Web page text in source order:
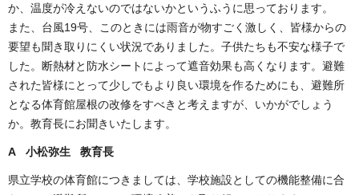
か、温度が冷えないのではないかというふうに思っております。
また、台風19号、このときには雨音が物すごく激しく、皆様からの
要望も聞き取りにくい状況でありました。子供たちも不安な様子で
した。断熱材と防水シートによって遮音効果も高くなります。避難
された皆様にとって少しでもより良い環境を作るためにも、避難所
となる体育館屋根の改修をすべきと考えますが、いかがでしょう
か。教育長にお聞きいたします。
A 小松弥生 教育長
県立学校の体育館につきましては、学校施設としての機能整備に合